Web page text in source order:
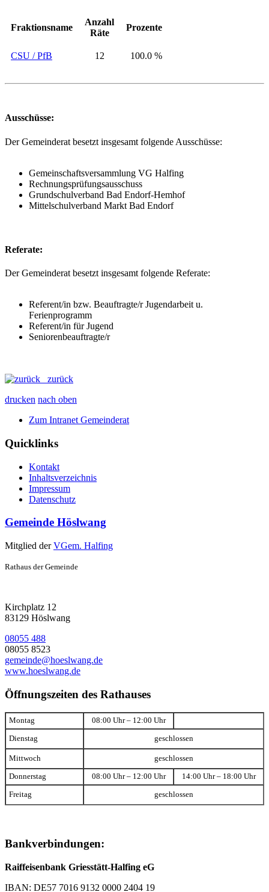
Fraktionsname
Anzahl
Räte
Prozente
CSU / PfB 12 100.0 %
Ausschüsse:
Der Gemeinderat besetzt insgesamt folgende Ausschüsse:
Gemeinschaftsversammlung VG Halfing
Rechnungsprüfungsausschuss
Grundschulverband Bad Endorf-Hemhof
Mittelschulverband Markt Bad Endorf
Referate:
Der Gemeinderat besetzt insgesamt folgende Referate:
Referent/in bzw. Beauftragte/r Jugendarbeit u.
Ferienprogramm
Referent/in für Jugend
Seniorenbeauftragte/r
zurück
drucken nach oben
Zum Intranet Gemeinderat
Quicklinks
Kontakt
Inhaltsverzeichnis
Impressum
Datenschutz
Gemeinde Höslwang
Mitglied derVGem. Halfing
Rathaus der Gemeinde
Kirchplatz 12
83129 Höslwang
08055 488
08055 8523
gemeinde@hoeslwang.de
www.hoeslwang.de
Öffnungszeiten des Rathauses
Montag 08:00 Uhr – 12:00 Uhr
Dienstag geschlossen
Mittwoch geschlossen
Donnerstag 08:00 Uhr – 12:00 Uhr 14:00 Uhr – 18:00 Uhr
Freitag geschlossen
Bankverbindungen:
Raiffeisenbank Griesstätt-Halfing eG
IBAN: DE57 7016 9132 0000 2404 19